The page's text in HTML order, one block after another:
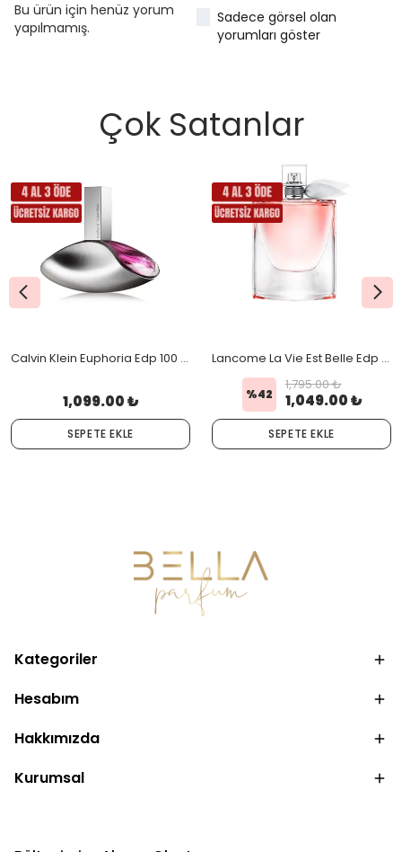
Bu ürün için henüz yorum
yapılmamış.
Sadece görsel olan
yorumları göster
Çok Satanlar
Calvin Klein Euphoria Edp 100 Ml
1,099.00 ₺
SEPETE EKLE
Lancome La Vie Est Belle Edp 75 Ml
%42
1,795.00 ₺
1,049.00 ₺
SEPETE EKLE
Kategoriler
Hesabım
Hakkımızda
Kurumsal